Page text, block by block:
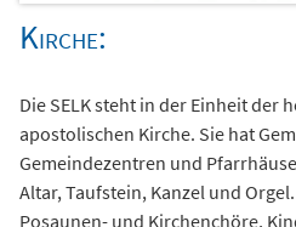
Kirche:
Die SELK steht in der Einheit der
apostolischen Kirche. Sie hat
Gemeindezentren und
Altar, Taufstein, Kanzel und
Posaunen- und Kirchenchöre,